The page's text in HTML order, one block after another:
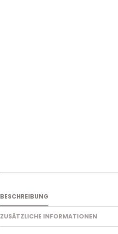
BESCHREIBUNG
ZUSÄTZLICHE INFORMATIONEN